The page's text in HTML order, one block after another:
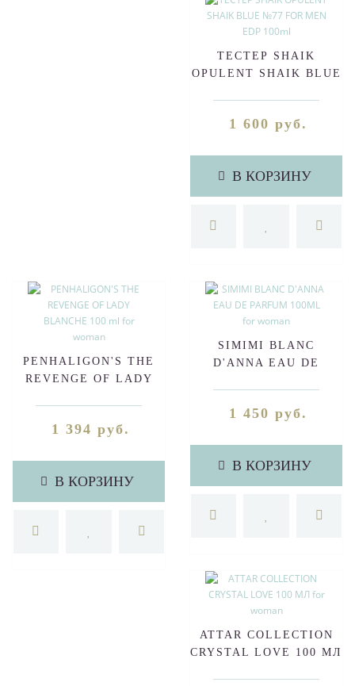
ТЕСТЕР SHAIK
OPULENT SHAIK BLUE
1 600 руб.
В КОРЗИНУ
PENHALIGON'S THE
REVENGE OF LADY
1 394 руб.
В КОРЗИНУ
SIMIMI BLANC
D'ANNA EAU DE
1 450 руб.
В КОРЗИНУ
ATTAR COLLECTION
CRYSTAL LOVE 100 МЛ